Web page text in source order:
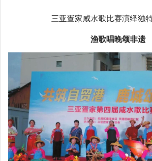
三亚疍家咸水歌比赛演绎独
渔歌唱晚颂非遗